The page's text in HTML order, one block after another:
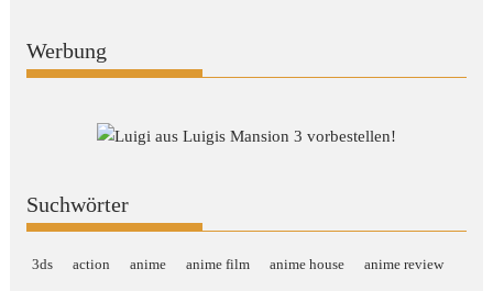
Werbung
Suchwörter
3ds action anime anime film anime house anime review